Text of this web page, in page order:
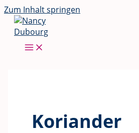
Zum Inhalt springen
Koriander